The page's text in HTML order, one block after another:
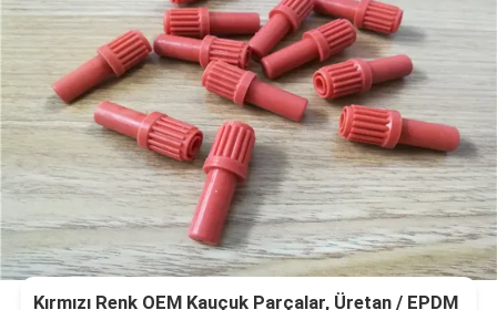
Kırmızı Renk OEM Kauçuk Parçalar, Üretan / EPDM